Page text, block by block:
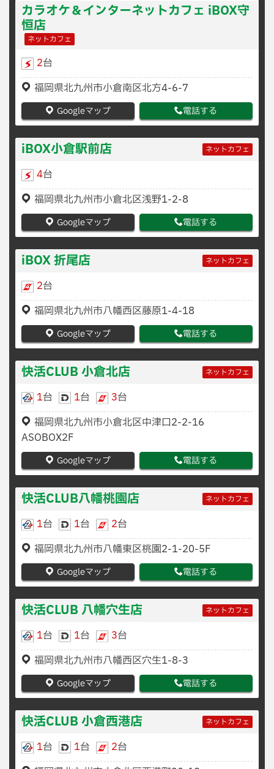
カラオケ＆インターネットカフェ iBOX守
恒店
ネットカフェ
2台
福岡県北九州市小倉南区北方4-6-7
Googleマップ 電話する
iBOX小倉駅前店 ネットカフェ
4台
福岡県北九州市小倉北区浅野1-2-8
Googleマップ 電話する
iBOX 折尾店 ネットカフェ
2台
福岡県北九州市八幡西区藤原1-4-18
Googleマップ 電話する
快活CLUB 小倉北店 ネットカフェ
1台 1台 3台
福岡県北九州市小倉北区中津口2-2-16
ASOBOX2F
Googleマップ 電話する
快活CLUB八幡桃園店 ネットカフェ
1台 1台 2台
福岡県北九州市八幡東区桃園2-1-20-5F
Googleマップ 電話する
快活CLUB 八幡穴生店 ネットカフェ
1台 1台 3台
福岡県北九州市八幡西区穴生1-8-3
Googleマップ 電話する
快活CLUB 小倉西港店 ネットカフェ
1台 1台 2台